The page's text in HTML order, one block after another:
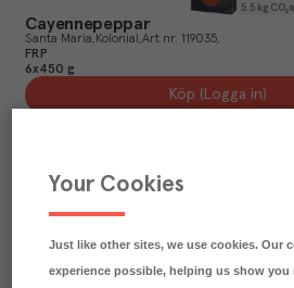
5.5 kg
Cayennepeppar
Santa Maria Kolonial Art.nr. 119035
FRP
6x450 g
Köp (Logga in)
Your Cookies
Just like other sites, we use cookies. Our
experience possible, helping us show